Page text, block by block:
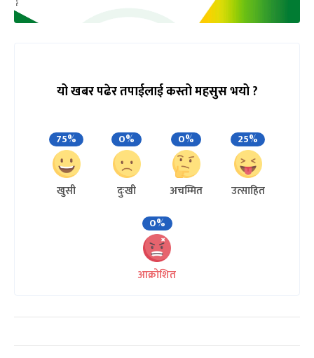
यो खबर पढेर तपाईलाई कस्तो महसुस भयो ?
75%
खुसी
0%
दुःखी
0%
अचम्मित
25%
उत्साहित
0%
आक्रोशित